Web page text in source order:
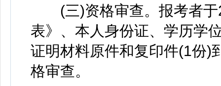
(三)资格审查。报考者于
表》、本人身份证、学历学
证明材料原件和复印件(1份)
格审查。